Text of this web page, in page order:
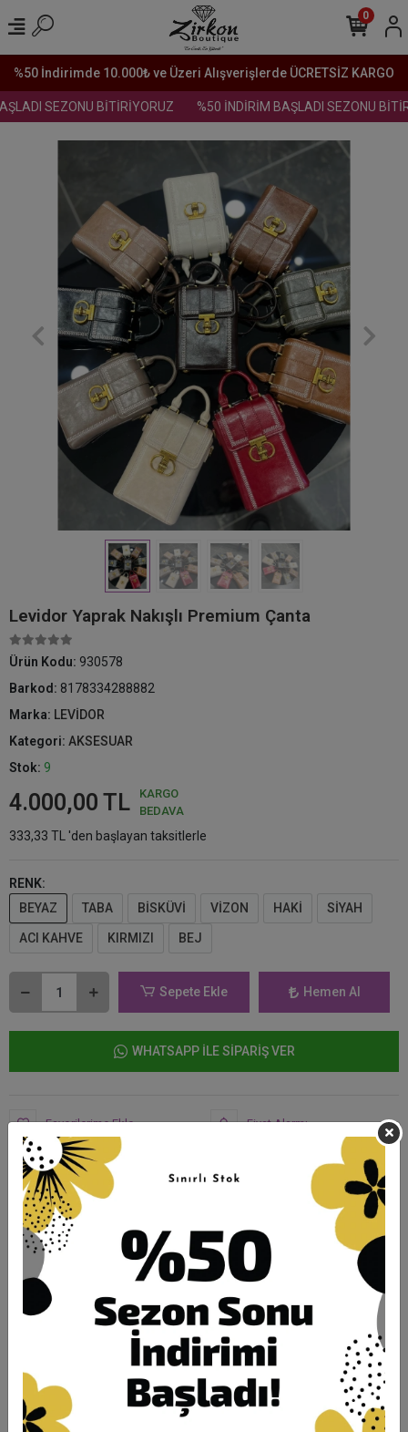
%50 İndirimde 10.000₺ ve Üzeri Alışverişlerde ÜCRETSİZ KARGO
SEZONU BİTİRİYORUZ %50 İNDİRİM BAŞLADI SEZONU
0
Levidor Yaprak Nakışlı Premium Çanta
Ürün Kodu: 930578
Barkod: 8178334288882
Marka: LEVİDOR
Kategori: AKSESUAR
Stok: 9
4.000,00 TL
KARGO
BEDAVA
333,33 TL 'den başlayan taksitlerle
RENK:
BEYAZ
TABA BİSKÜVİ VİZON HAKİ SİYAH
ACI KAHVE KIRMIZI BEJ
Sepete Ekle Hemen Al
WHATSAPP İLE SİPARİŞ VER
Favorilerime Ekle
Tavsiye Et
Yorum Yaz
Karşılaştır
Fiyat Alarmı
Ürün Önerileri
Hızlı Gönderi Güvenli Alışveriş İade ve Değişim
Ürün Açıklaması Garanti ve Teslimat Taksit Seçenekleri